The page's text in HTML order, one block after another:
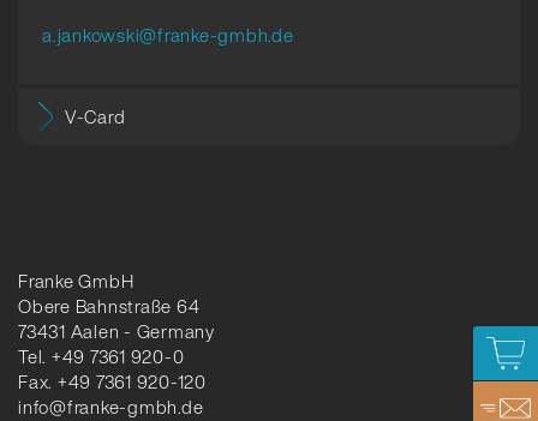
a.jankowski@franke-gmbh.de
V-Card
Franke GmbH
Obere Bahnstraße 64
73431 Aalen - Germany
Tel. +49 7361 920-0
Fax. +49 7361 920-120
info@franke-gmbh.de